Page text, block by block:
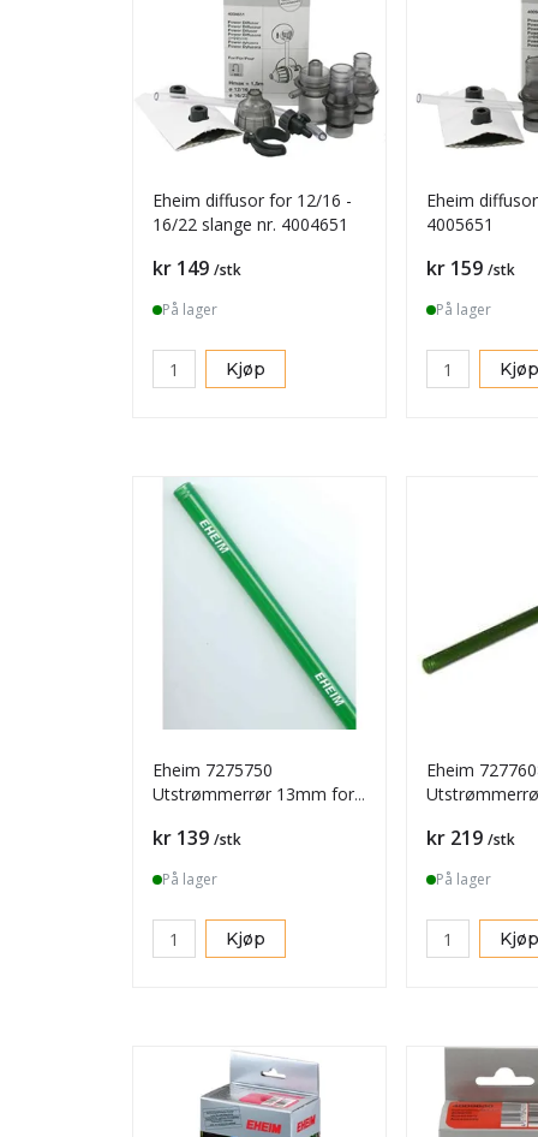
Eheim diffusor for 12/16 -
16/22 slange nr. 4004651
Pris
kr 149 /stk
På lager
Kjøp
Eheim diffusor
4005651
Pris
kr 159 /stk
På lager
Kjøp
Eheim 7275750
Utstrømmerrør 13mm for
Pris
kr 139 /stk
På lager
Kjøp
Eheim
Pris
kr 219 /stk
På lager
Kjøp